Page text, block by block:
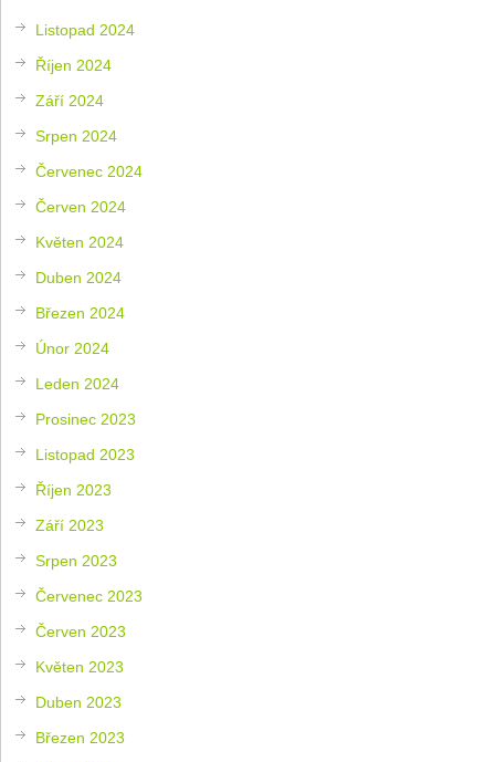
Listopad 2024
Říjen 2024
Září 2024
Srpen 2024
Červenec 2024
Červen 2024
Květen 2024
Duben 2024
Březen 2024
Únor 2024
Leden 2024
Prosinec 2023
Listopad 2023
Říjen 2023
Září 2023
Srpen 2023
Červenec 2023
Červen 2023
Květen 2023
Duben 2023
Březen 2023